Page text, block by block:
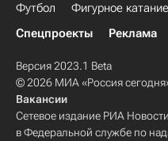
Футбол Фигурное катание
Спецпроекты
Реклама
Версия 2023.1 Beta
© 2026 МИА «Россия
Вакансии
Сетевое издание РИА
в Федеральной службе по